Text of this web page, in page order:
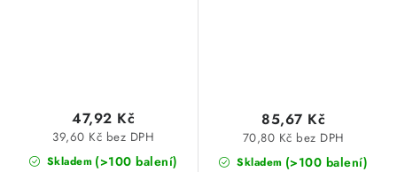
Skladem (>100 balení)
39,60 Kč bez DPH
47,92 Kč
Skladem (>100 balení)
70,80 Kč bez DPH
85,67 Kč